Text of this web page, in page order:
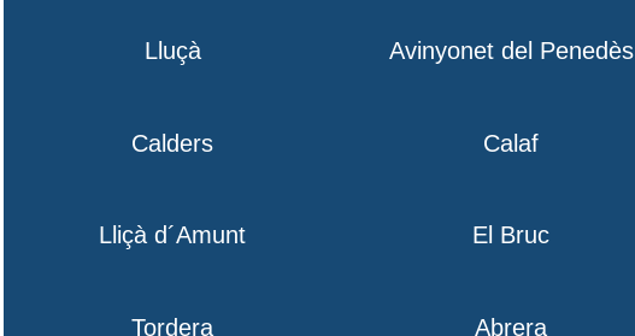
Lluçà Avinyonet del Penedès
Calders Calaf
Lliçà d´Amunt El Bruc
Tordera Abrera